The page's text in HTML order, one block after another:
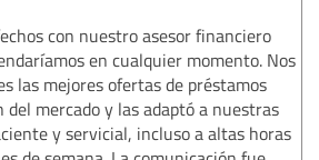
con nuestro asesor financiero
en cualquier momento. Nos
las mejores ofertas de préstamos
del mercado y las adaptó a nuestras
y servicial, incluso a altas horas